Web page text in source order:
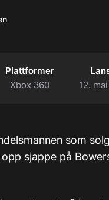
Plattformer
Xbox 360
12.
som
sjappe på